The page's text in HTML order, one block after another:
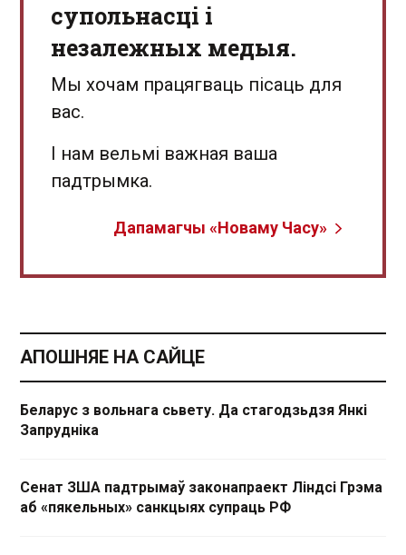
супольнасці і
незалежных медыя.
Мы хочам працягваць пісаць для
вас.
І нам вельмі важная ваша
падтрымка.
Дапамагчы «Новаму Часу»
АПОШНЯЕ НА САЙЦЕ
Беларус з вольнага сьвету. Да стагодзьдзя Янкі
Запрудніка
Сенат ЗША падтрымаў законапраект Ліндсі Грэма
аб «пякельных» санкцыях супраць РФ